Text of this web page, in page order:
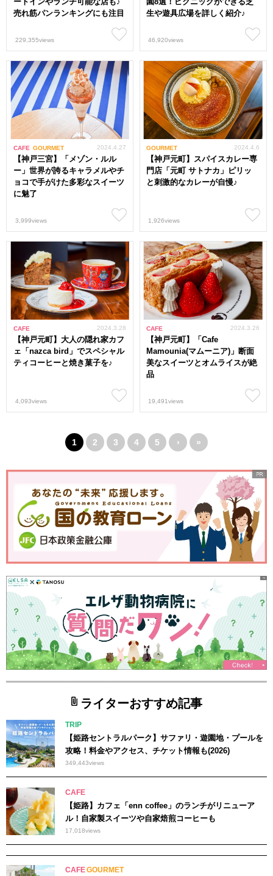
売れ筋パンランキングにも注目
229,355views
生や遊具広場を詳しく紹介♪
46,920views
CAFE GOURMET
【神戸三宮】「メゾン・ルル
ー」世界が誇るキャラメルやチ
ョコで手がけた多彩なスイーツ
に魅了
2024.4.27
3,999views
GOURMET
【神戸元町】スパイスカレー専
門店「元町 サトナカ」ピリッ
と刺激的なカレーが自慢♪
2024.4.6
1,926views
CAFE
【神戸元町】大人の隠れ家カフ
ェ「nazca bird」でスペシャル
ティコーヒーと焼き菓子を♪
2024.3.28
4,093views
CAFE
【神戸元町】「Cafe
Mamounia(マムーニア)」断面
美なスイーツとオムライスが絶
品
2024.3.26
19,491views
1 2 3 4 5 › »
ライターおすすめ記事
TRIP
【姫路セントラルパーク】サファリ・遊園地・プールを
攻略！料金やアクセス、チケット情報も(2026)
349,443views
CAFE
【姫路】カフェ「enn coffee」のランチがリニューア
ル！自家製スイーツや自家焙煎コーヒーも
17,018views
CAFEGOURMET